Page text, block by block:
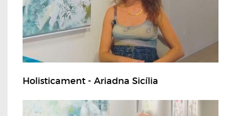
Holisticament - Ariadna Sicília